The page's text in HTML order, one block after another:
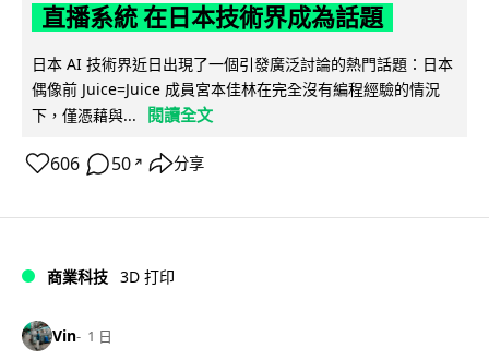
直播系統 在日本技術界成為話題
日本 AI 技術界近日出現了一個引發廣泛討論的熱門話題：日本
偶像前 Juice=Juice 成員宮本佳林在完全沒有編程經驗的情況
下，僅憑藉與...
閱讀全文
606 50 ↗ 分享
商業科技 3D 打印
Vin 1 日